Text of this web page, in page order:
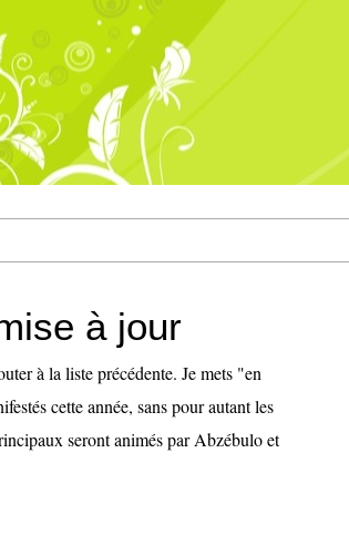
à jour
à la liste précédente. Je mets "en
cette année, sans pour autant les
seront animés par Abzébulo et